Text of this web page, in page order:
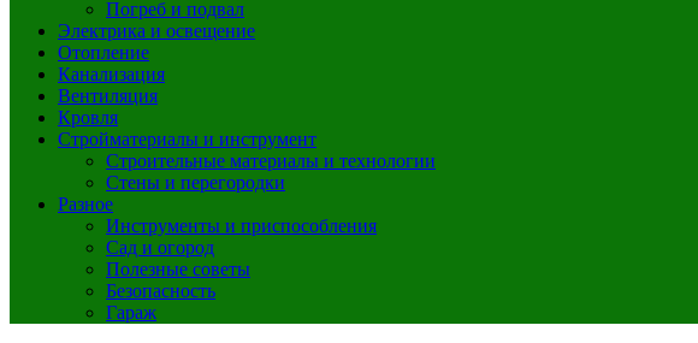
Погреб и подвал
Электрика и освещение
Отопление
Канализация
Вентиляция
Кровля
Стройматериалы и инструмент
Строительные материалы и технологии
Стены и перегородки
Разное
Инструменты и приспособления
Сад и огород
Полезные советы
Безопасность
Гараж